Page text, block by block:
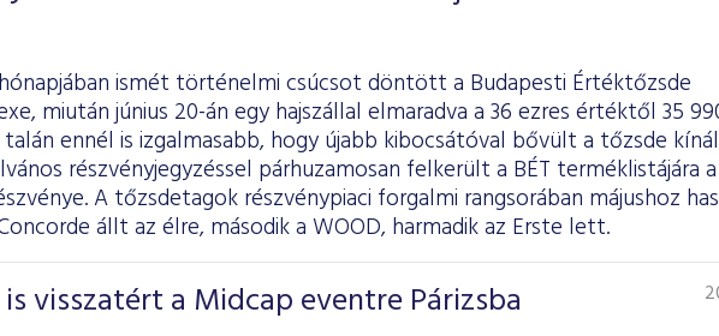
ismét történelmi csúcsot döntött a Budapesti Értéktőzsde
miután június 20-án egy hajszállal elmaradva a 36 ezres értéktől 35
ennél is izgalmasabb, hogy újabb kibocsátóval bővült a tőzsde
részvényjegyzéssel párhuzamosan felkerült a BÉT terméklistájára a
A tőzsdetagok részvénypiaci forgalmi rangsorában májushoz
állt az élre, második a WOOD, harmadik az Erste lett.
is visszatért a Midcap eventre Párizsba